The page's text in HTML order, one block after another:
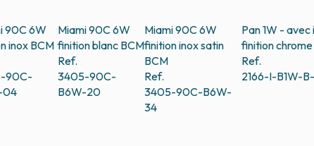
90C 6W
inoxBCM
90C-
04
Miami 90C 6W
finition blanc BCM
Ref.
3405-90C-
B6W-20
Miami 90C 6W
finition inox satin
BCM
Ref.
3405-90C-B6W-
34
Pan 1W -
finition
Ref.
2166-I-B1W-